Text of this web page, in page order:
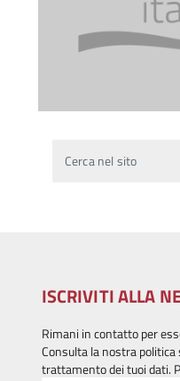
Cerca nel sito
ISCRIVITI ALLA
Rimani in contatto per
Consulta la nostra politica
trattamento dei tuoi dati.